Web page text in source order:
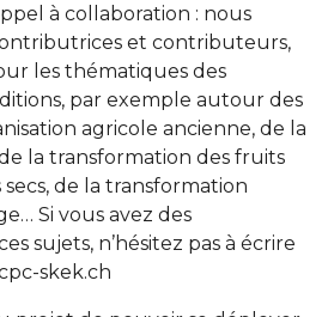
à collaboration : nous
et contributeurs,
les thématiques des
par exemple autour des
agricole ancienne, de la
la transformation des fruits
de la transformation
Si vous avez des
sujets, n’hésitez pas à écrire
skek.ch